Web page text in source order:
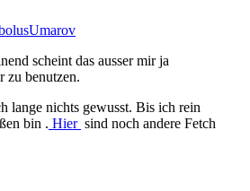
scheint das ausser mir ja
zu benutzen.
lange nichts gewusst. Bis ich rein
bin . Hier sind noch andere Fetch